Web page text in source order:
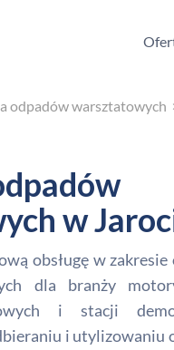
odpadów warsztatowych
w
obsługę w
dla branży
i stacji
i utylizowaniu